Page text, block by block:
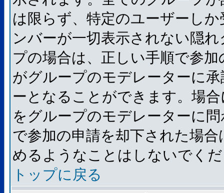
は限らず、特定のユーザーし
ンバーが一切表示されない隠
プの場合は、正しい手順で参
がグループのモデレーターに
ーとなることができます。場
をグループのモデレーターに
で参加の申請を却下された場
めるようなことはしないでく
トップに戻る